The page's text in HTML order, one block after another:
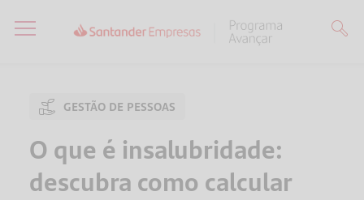
GESTÃO DE PESSOAS
O que é insalubridade:
descubra como calcular